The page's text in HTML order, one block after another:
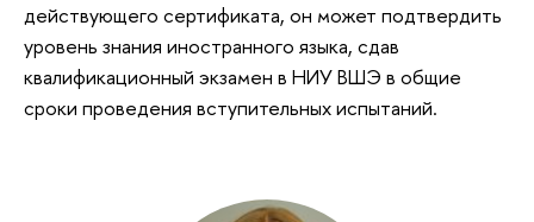
действующего сертификата, он может подтвердить
уровень знания иностранного языка, сдав
квалификационный экзамен в НИУ ВШЭ в общие
сроки проведения вступительных испытаний.